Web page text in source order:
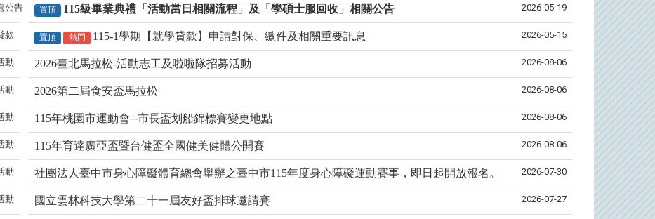
公告 置頂 115級畢業典禮「活動當日相關流程」及「學碩士服回收」相關公告 2026-05-19
款 置頂 熱門 115-1學期【就學貸款】申請對保、繳件及相關重要訊息 2026-05-15
動 2026臺北馬拉松-活動志工及啦啦隊招募活動 2026-08-06
動 2026第二屆食安盃馬拉松 2026-08-06
動 115年桃園市運動會─市長盃划船錦標賽變更地點 2026-08-06
動 115年育達廣亞盃暨台健盃全國健美健體公開賽 2026-08-06
動 社團法人臺中市身心障礙體育總會舉辦之臺中市115年度身心障礙運動賽事，即日起開放報名。 2026-07-30
動 國立雲林科技大學第二十一屆友好盃排球邀請賽 2026-07-27